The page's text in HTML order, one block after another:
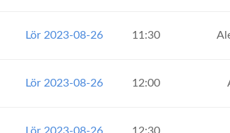
Lör 2023-08-26 11:30
Lör 2023-08-26 12:00